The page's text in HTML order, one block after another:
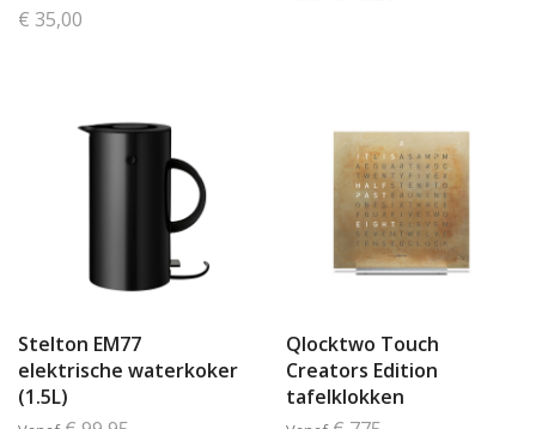
€ 35,00
Stelton EM77
elektrische waterkoker
(1.5L)
Qlocktwo Touch
Creators Edition
tafelklokken